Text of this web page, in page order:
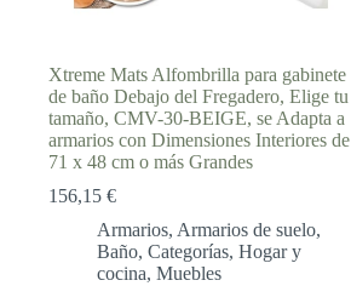
Xtreme Mats Alfombrilla para gabinete
de baño Debajo del Fregadero, Elige tu
tamaño, CMV-30-BEIGE, se Adapta a
armarios con Dimensiones Interiores de
71 x 48 cm o más Grandes
156,15 €
Armarios, Armarios de suelo,
Baño, Categorías, Hogar y
cocina, Muebles